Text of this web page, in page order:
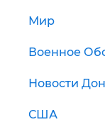
Мир
Военное
Новости
США